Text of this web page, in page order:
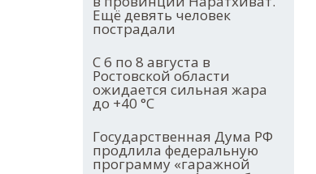
Ещё девять человек
пострадали
С 6 по 8 августа в
Ростовской области
ожидается сильная жара
до +40 °С
Государственная Дума РФ
продлила федеральную
программу «гаражной